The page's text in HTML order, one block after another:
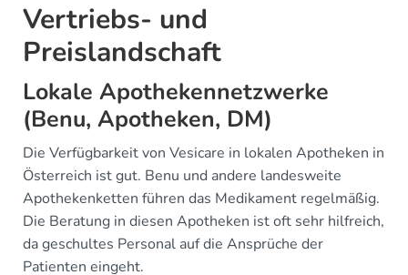
Vertriebs- und
Preislandschaft
Lokale Apothekennetzwerke
(Benu, Apotheken, DM)
Die Verfügbarkeit von Vesicare in lokalen Apotheken in
Österreich ist gut. Benu und andere landesweite
Apothekenketten führen das Medikament regelmäßig.
Die Beratung in diesen Apotheken ist oft sehr hilfreich,
da geschultes Personal auf die Ansprüche der
Patienten eingeht.